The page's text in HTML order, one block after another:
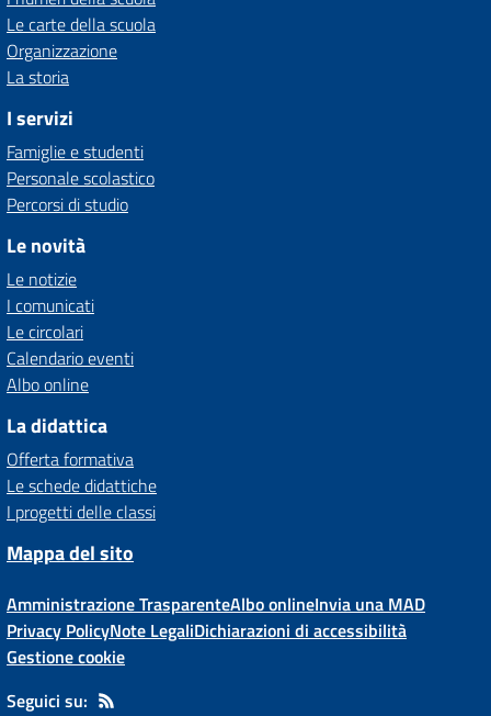
Le carte della scuola
Organizzazione
La storia
I servizi
Famiglie e studenti
Personale scolastico
Percorsi di studio
Le novità
Le notizie
I comunicati
Le circolari
Calendario eventi
Albo online
La didattica
Offerta formativa
Le schede didattiche
I progetti delle classi
Mappa del sito
Amministrazione TrasparenteAlbo onlineInvia una MAD
Privacy PolicyNote LegaliDichiarazioni di accessibilità
Gestione cookie
Seguici su: